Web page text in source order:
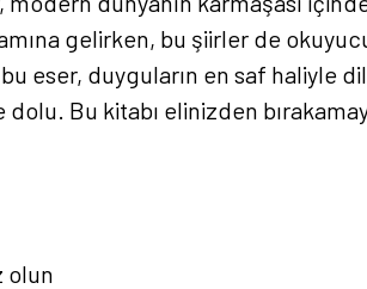
gelirken, bu şiirler de
eser, duyguların en saf haliyle
Bu kitabı elinizden
olun